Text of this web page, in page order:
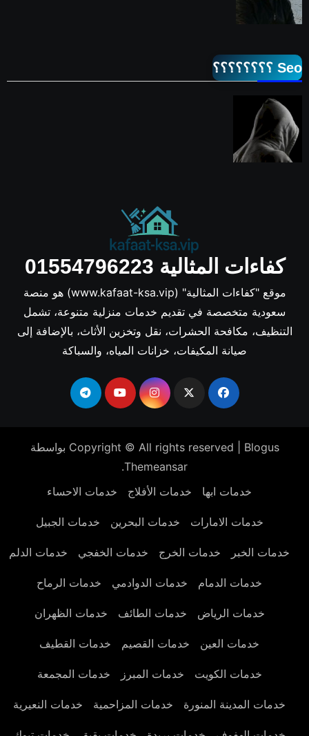
Seo ؟؟؟؟؟؟؟؟
كفاءات المثالية 01554796223
موقع "كفاءات المثالية" (www.kafaat-ksa.vip) هو منصة
سعودية متخصصة في تقديم خدمات منزلية متنوعة، تشمل
التنظيف، مكافحة الحشرات، نقل وتخزين الأثاث، بالإضافة إلى
صيانة المكيفات، خزانات المياه، والسباكة
Copyright © All rights reserved Blogus
بواسطة
Themeansar
.
خدمات ابها
خدمات الأفلاج خدمات الاحساء
خدمات الامارات خدمات البحرين خدمات الجبيل
خدمات الخبر خدمات الخرج خدمات الخفجي خدمات الدلم
خدمات الدمام خدمات الدوادمي خدمات الرماح
خدمات الرياض خدمات الطائف خدمات الظهران
خدمات العين خدمات القصيم خدمات القطيف
خدمات الكويت خدمات المبرز خدمات المجمعة
خدمات المدينة المنورة خدمات المزاحمية خدمات النعيرية